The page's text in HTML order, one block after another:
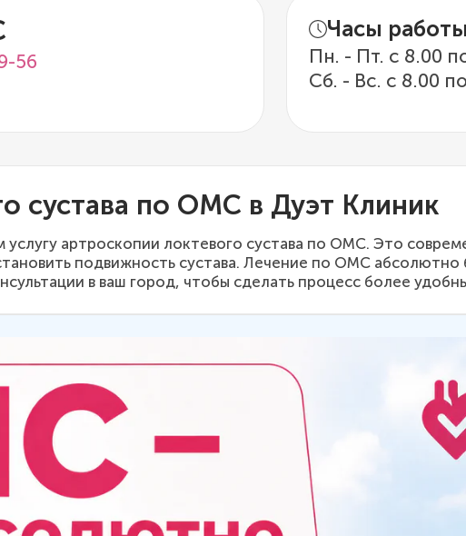
56
Часы работы
Пн. - Пт. с 8.00
Сб. - Вс. с 8.00
сустава по ОМС в Дуэт Клиник
артроскопии локтевого сустава по ОМС. Это
подвижность сустава. Лечение по ОМС
в ваш город, чтобы сделать процесс более